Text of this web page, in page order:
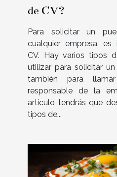
de CV?
Para solicitar un
cualquier empresa,
CV. Hay varios tipos
utilizar para solicitar
también para
responsable de la
artículo tendrás que
tipos de...